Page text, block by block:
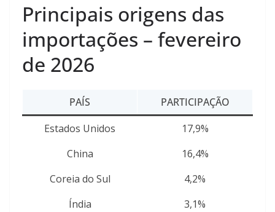
Principais origens das
importações – fevereiro
de 2026
PAÍS
PARTICIPAÇÃO
Estados Unidos
17,9%
China
16,4%
Coreia do Sul
4,2%
Índia
3,1%